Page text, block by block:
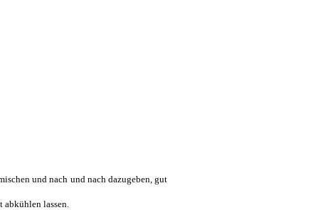
und nach und nach dazugeben, gut
abkühlen lassen.